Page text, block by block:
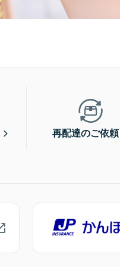
再配達のご依頼